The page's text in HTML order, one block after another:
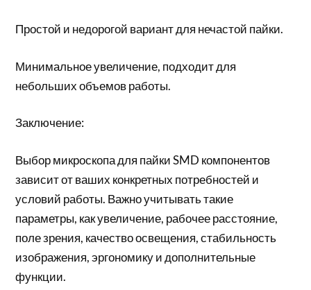
Простой и недорогой вариант для нечастой пайки.
Минимальное увеличение, подходит для
небольших объемов работы.
Заключение:
Выбор микроскопа для пайки SMD компонентов
зависит от ваших конкретных потребностей и
условий работы. Важно учитывать такие
параметры, как увеличение, рабочее расстояние,
поле зрения, качество освещения, стабильность
изображения, эргономику и дополнительные
функции.